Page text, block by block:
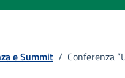
e Summit / Conferenza